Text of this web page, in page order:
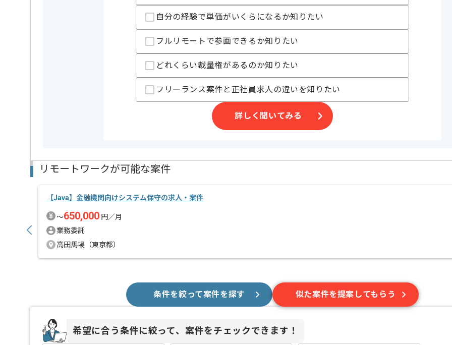
レバテックからの参画実績が豊富な企業様の案件ですので、安心してご参画いただけます。
リモートワーク：週2日～4日ほどリモートでの作業を想定しております。
※リモート頻度は習熟度や状況に応じて変動いたします。
自分の経験で単価がいくらになるか知りたい
フルリモートで参画できるか知りたい
どれくらい裁量権があるのか知りたい
フリーランス案件と正社員求人の違いを知りたい
詳しく聞いてみる
リモートワークが可能な案件
【Java】金融機関向けシステム保守の求人・案件
〜650,000 円／月
業務委託
高田馬場（東京都）
条件を絞って案件を探す 似た案件を提案してもらう
希望に合う条件に絞って、案件をチェックできます！